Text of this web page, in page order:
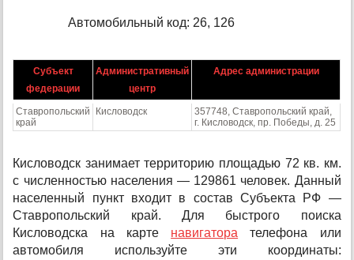
Автомобильный код: 26, 126
Субъект
федерации
Административный
центр
Адрес администрации
Ставропольский
край
Кисловодск
357748, Ставропольский край,
г. Кисловодск, пр. Победы, д. 25
Кисловодск занимает территорию площадью 72 кв. км.
с численностью населения — 129861 человек. Данный
населенный пункт входит в состав Субъекта РФ —
Ставропольский край. Для быстрого поиска
Кисловодска на карте навигатора телефона или
автомобиля используйте эти координаты: